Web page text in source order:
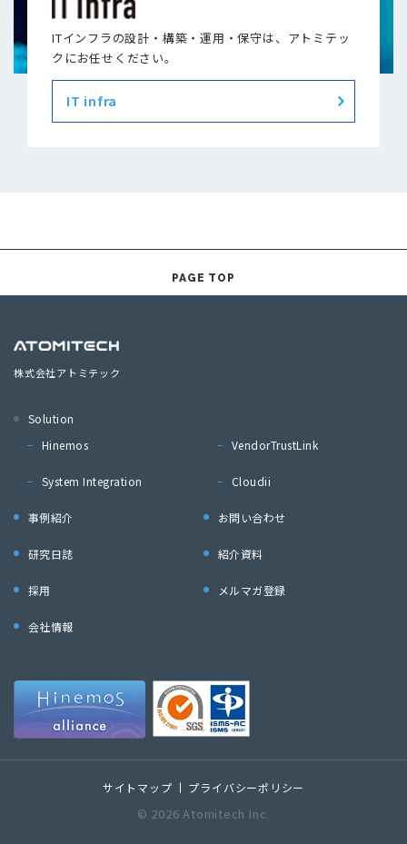
ITインフラの設計・構築・運用・保守は、アトミテッ
クにお任せください。
IT infra
PAGE TOP
株式会社アトミテック
Solution
Hinemos
VendorTrustLink
System Integration Cloudii
事例紹介
研究日誌
採用
会社情報
お問い合わせ
紹介資料
メルマガ登録
サイトマップ プライバシーポリシー
© 2026 Atomitech Inc.